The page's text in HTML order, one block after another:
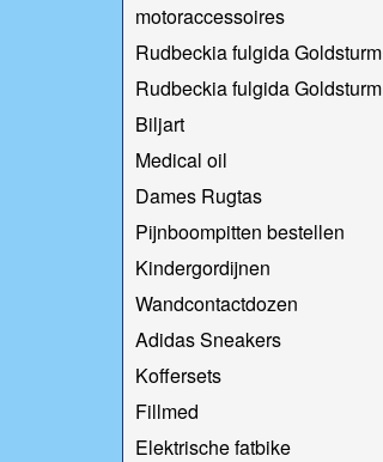
motoraccessoires
Rudbeckia fulgida Goldsturm
Rudbeckia fulgida Goldsturm
Biljart
Medical oil
Dames Rugtas
Pijnboompitten bestellen
Kindergordijnen
Wandcontactdozen
Adidas Sneakers
Koffersets
Fillmed
Elektrische fatbike